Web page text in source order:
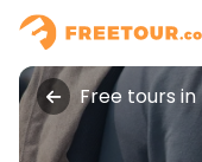
Free tours